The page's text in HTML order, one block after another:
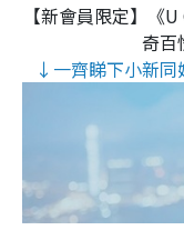
【新會員限定】《
奇百
↓一齊睇下小新同